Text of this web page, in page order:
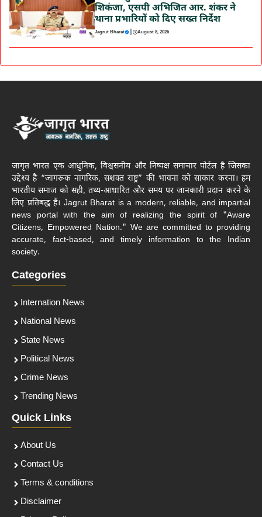
शिकंजा, एसपी अभिजित आर. शंकर ने
थाना प्रभारियों को दिए सख्त निर्देश
Jagrut Bharat | August 8, 2026
जागृत भारत एक आधुनिक, विश्वसनीय और निष्पक्ष समाचार पोर्टल है जिसका
उद्देश्य है “जागरूक नागरिक, सशक्त राष्ट्र” की भावना को साकार करना। हम
भारतीय समाज को सही, तथ्य-आधारित और समय पर जानकारी प्रदान करने के
लिए प्रतिबद्ध हैं। Jagrut Bharat is a modern, reliable, and impartial
news portal with the aim of realizing the spirit of "Aware
Citizens, Empowered Nation." We are committed to providing
accurate, fact-based, and timely information to the Indian
society.
Categories
Internation News
National News
State News
Political News
Crime News
Trending News
Quick Links
About Us
Contact Us
Terms & conditions
Disclaimer